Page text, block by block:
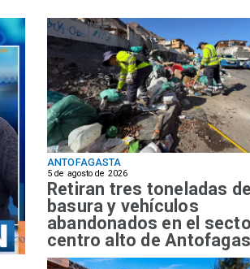
ANTOFAGASTA
5 de agosto de 2026
Retiran tres toneladas de
basura y vehículos
abandonados en el
centro alto de